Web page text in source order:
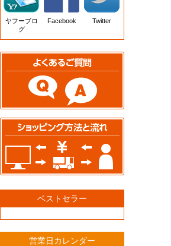
ヤフーブロ
グ
Facebook Twitter
ベストセラー
営業日カレンダー